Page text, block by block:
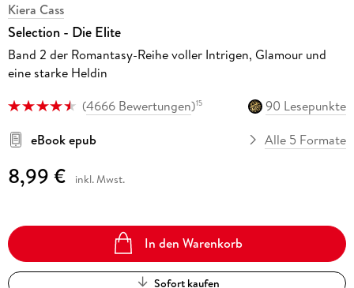
Kiera Cass
Selection - Die Elite
Band 2 der Romantasy-Reihe voller Intrigen, Glamour und
eine starke Heldin
(4666 Bewertungen)15
90 Lesepunkte
eBook epub
Alle 5 Formate
8,99 € inkl. Mwst.
In den Warenkorb
Sofort kaufen